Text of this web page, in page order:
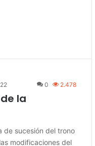
0 2.478
la
de sucesión del trono
modificaciones del